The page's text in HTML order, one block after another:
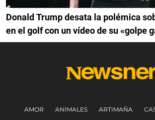
Donald Trump desata la polémica
en el golf con un vídeo de su «golpe
AMOR ANIMALES ARTIMAÑA